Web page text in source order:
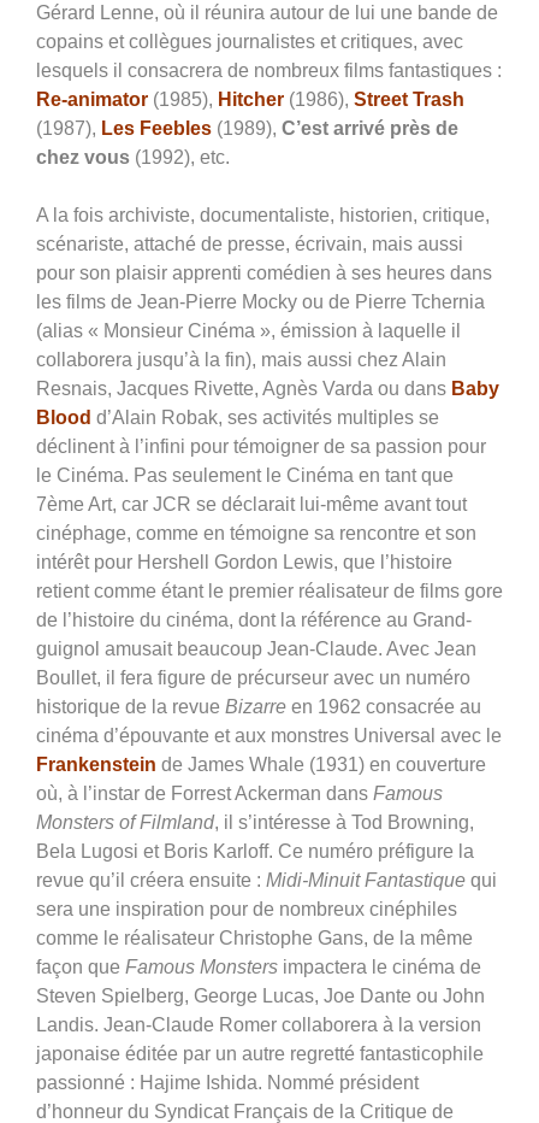
Gérard Lenne, où il réunira autour de lui une bande de
copains et collègues journalistes et critiques, avec
lesquels il consacrera de nombreux films fantastiques :
Re-animator (1985), Hitcher (1986), Street Trash
(1987), Les Feebles (1989), C’est arrivé près de
chez vous (1992), etc.
A la fois archiviste, documentaliste, historien, critique,
scénariste, attaché de presse, écrivain, mais aussi
pour son plaisir apprenti comédien à ses heures dans
les films de Jean-Pierre Mocky ou de Pierre Tchernia
(alias « Monsieur Cinéma », émission à laquelle il
collaborera jusqu’à la fin), mais aussi chez Alain
Resnais, Jacques Rivette, Agnès Varda ou dans Baby
Blood d’Alain Robak, ses activités multiples se
déclinent à l’infini pour témoigner de sa passion pour
le Cinéma. Pas seulement le Cinéma en tant que
7ème Art, car JCR se déclarait lui-même avant tout
cinéphage, comme en témoigne sa rencontre et son
intérêt pour Hershell Gordon Lewis, que l’histoire
retient comme étant le premier réalisateur de films gore
de l’histoire du cinéma, dont la référence au Grand-
guignol amusait beaucoup Jean-Claude. Avec Jean
Boullet, il fera figure de précurseur avec un numéro
historique de la revue Bizarre en 1962 consacrée au
cinéma d’épouvante et aux monstres Universal avec le
Frankenstein de James Whale (1931) en couverture
où, à l’instar de Forrest Ackerman dans Famous
Monsters of Filmland, il s’intéresse à Tod Browning,
Bela Lugosi et Boris Karloff. Ce numéro préfigure la
revue qu’il créera ensuite : Midi-Minuit Fantastique qui
sera une inspiration pour de nombreux cinéphiles
comme le réalisateur Christophe Gans, de la même
façon que Famous Monsters impactera le cinéma de
Steven Spielberg, George Lucas, Joe Dante ou John
Landis. Jean-Claude Romer collaborera à la version
japonaise éditée par un autre regretté fantasticophile
passionné : Hajime Ishida. Nommé président
d’honneur du Syndicat Français de la Critique de